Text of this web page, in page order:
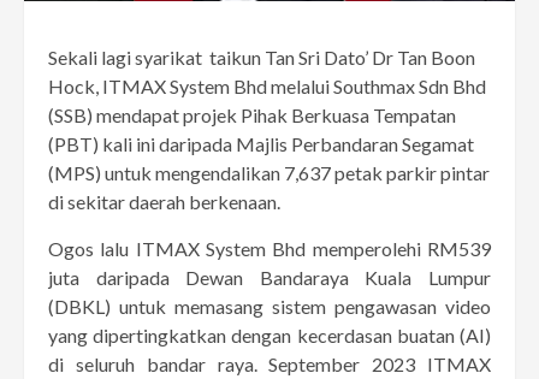
Sekali lagi syarikat taikun Tan Sri Dato’ Dr Tan Boon
Hock, ITMAX System Bhd melalui Southmax Sdn Bhd
(SSB) mendapat projek Pihak Berkuasa Tempatan
(PBT) kali ini daripada Majlis Perbandaran Segamat
(MPS) untuk mengendalikan 7,637 petak parkir pintar
di sekitar daerah berkenaan.
Ogos lalu ITMAX System Bhd memperolehi RM539
juta daripada Dewan Bandaraya Kuala Lumpur
(DBKL) untuk memasang sistem pengawasan video
yang dipertingkatkan dengan kecerdasan buatan (AI)
di seluruh bandar raya. September 2023 ITMAX